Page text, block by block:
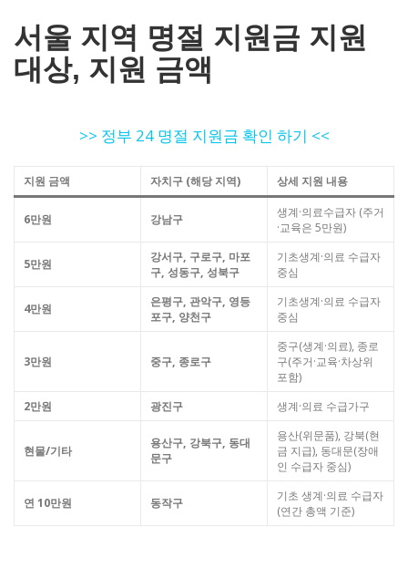
서울 지역 명절 지원금 지원
대상, 지원 금액
>> 정부 24 명절 지원금 확인 하기 <<
지원 금액 자치구 (해당 지역) 상세 지원 내용
6만원 강남구
생계·의료수급자 (주거
·교육은 5만원)
5만원
강서구, 구로구, 마포
구, 성동구, 성북구
기초생계·의료 수급자
중심
4만원
은평구, 관악구, 영등
포구, 양천구
기초생계·의료 수급자
중심
3만원 중구, 종로구
중구(생계·의료), 종로
구(주거·교육·차상위
포함)
2만원
광진구 생계·의료 수급가구
현물/기타
용산구, 강북구, 동대
문구
용산(위문품), 강북(현
금 지급), 동대문(장애
인 수급자 중심)
연 10만원 동작구
기초 생계·의료 수급자
(연간 총액 기준)